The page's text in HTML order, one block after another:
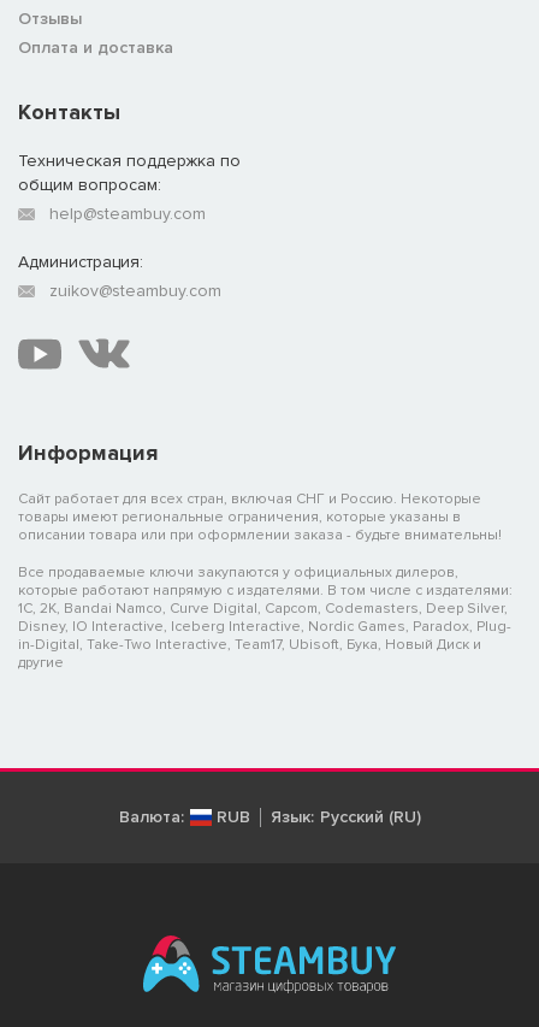
Отзывы
Оплата и доставка
Информация
Сайт работает для всех стран, включая СНГ и Россию. Некоторые
товары имеют региональные ограничения, которые указаны в
описании товара или при оформлении заказа - будьте внимательны!
Все продаваемые ключи закупаются у официальных дилеров,
которые работают напрямую с издателями. В том числе с издателями:
1C, 2K, Bandai Namco, Curve Digital, Capcom, Codemasters, Deep Silver,
Disney, IO Interactive, Iceberg Interactive, Nordic Games, Paradox, Plug-
in-Digital, Take-Two Interactive, Team17, Ubisoft, Бука, Новый Диск и
другие
Контакты
Техническая поддержка по
общим вопросам:
help@steambuy.com
Администрация:
zuikov@steambuy.com
Валюта: RUB Язык: Русский (RU)